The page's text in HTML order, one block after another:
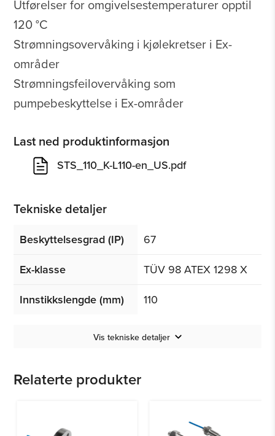
Utførelser for omgivelsestemperaturer opptil
120 °C
Strømningsovervåking i kjølekretser i Ex-
områder
Strømningsfeilovervåking som
pumpebeskyttelse i Ex-områder
Last ned produktinformasjon
STS_110_K-L110-en_US.pdf
Tekniske detaljer
Beskyttelsesgrad (IP)
67
Ex-klasse
TÜV 98 ATEX 1298 X
Innstikkslengde (mm)
110
Vis tekniske detaljer
Relaterte produkter